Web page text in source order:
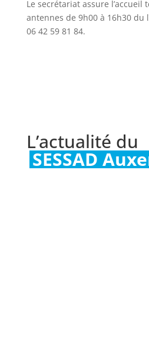
Le secrétariat assure l’accueil
antennes de 9h00 à 16h30
06 42 59 81 84.
L’actualité du
SESSAD